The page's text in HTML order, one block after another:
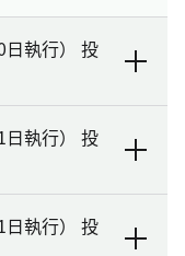
執行） 投
執行） 投
執行） 投